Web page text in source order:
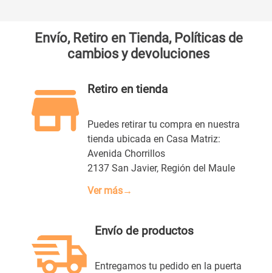
Envío, Retiro en Tienda, Políticas de
cambios y devoluciones
Retiro en tienda
Puedes retirar tu compra en nuestra
tienda ubicada en Casa Matriz:
Avenida Chorrillos
2137 San Javier, Región del Maule
Ver más→
Envío de productos
Entregamos tu pedido en la puerta